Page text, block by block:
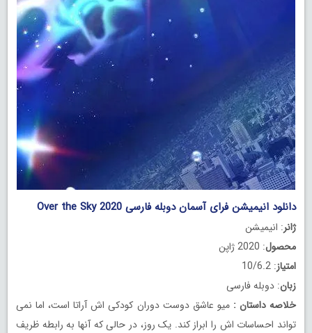
دانلود انیمیشن فرای آسمان دوبله فارسی Over the Sky 2020
ژانر: انیمیشن
محصول: 2020 ژاپن
امتیاز: 10/6.2
زبان: دوبله فارسی
خلاصه داستان : میو عاشق دوست دوران کودکی اش آراتا است، اما نمی
تواند احساسات اش را ابراز کند. یک روز، در حالی که آنها به رابطه ظریف